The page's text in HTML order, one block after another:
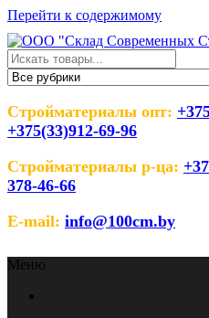
Перейти к содержимому
ООО "Склад
Строительных
Оптовый магазин
Стройматериалы опт:
+375(33)912-69-96
Стройматериалы р-ца:
378-46-66
E-mail: info@100cm.by
Меню